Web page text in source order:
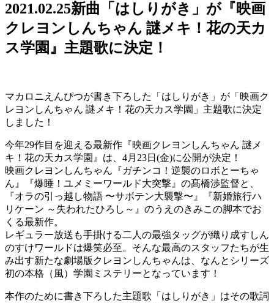
2021.02.25新曲「はしりがき」が『映画
クレヨンしんちゃん 謎メキ！花の天カ
ス学園』主題歌に決定！
マカロニえんぴつが書き下ろした「はしりがき」が「映画ク
レヨンしんちゃん 謎メキ！花の天カス学園」主題歌に決定
しました！
今年29作目を迎える最新作『映画クレヨンしんちゃん 謎メ
キ！花の天カス学園』は、4月23日(金)に公開が決定！
映画クレヨンしんちゃん『ガチンコ！逆襲のロボとーちゃ
ん』『爆睡！ユメミーワールド大突撃』の髙橋渉監督と、
『オラの引っ越し物語 〜サボテン大襲撃〜』『新婚旅行ハ
リケーン ～失われたひろし～』のうえのきみこの脚本でお
くる最新作。
レギュラー放送も手掛ける二人の最強タッグが織り成すしん
のすけワールドは爆笑必至。そんな最高のスタッフたちが生
み出す新たな劇場版クレヨンしんちゃんは、なんとシリーズ
初の本格（風）学園ミステリーとなっています！
本作のために書き下ろした主題歌「はしりがき」はその歌詞